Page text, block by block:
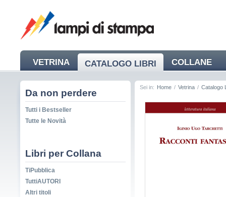
VETRINA CATALOGO LIBRI COLLANE
NEWS
Da non perdere
Tutti i Bestseller
Tutte le Novità
Libri per Collana
TiPubblica
TuttiAUTORI
Altri titoli
Sei in: Home / Vetrina / Catalogo